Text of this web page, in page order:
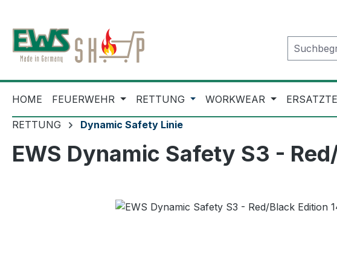
HOME FEUERWEHR RETTUNG WORKWEAR
RETTUNG Dynamic Safety Linie
EWS Dynamic Safety S3 -